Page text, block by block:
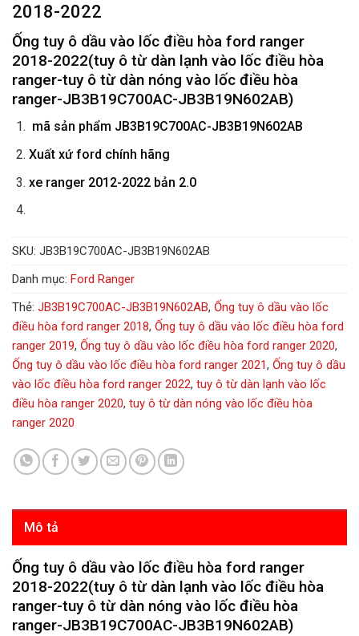
2018-2022
Ống tuy ô dầu vào lốc điều hòa ford ranger
2018-2022(tuy ô từ dàn lạnh vào lốc điều hòa
ranger-tuy ô từ dàn nóng vào lốc điều hòa
ranger-JB3B19C700AC-JB3B19N602AB)
mã sản phẩm JB3B19C700AC-JB3B19N602AB
Xuất xứ ford chính hãng
xe ranger 2012-2022 bản 2.0
SKU: JB3B19C700AC-JB3B19N602AB
Danh mục: Ford Ranger
Thẻ: JB3B19C700AC-JB3B19N602AB, Ống tuy ô dầu vào lốc
điều hòa ford ranger 2018, Ống tuy ô dầu vào lốc điều hòa ford
ranger 2019, Ống tuy ô dầu vào lốc điều hòa ford ranger 2020,
Ống tuy ô dầu vào lốc điều hòa ford ranger 2021, Ống tuy ô dầu
vào lốc điều hòa ford ranger 2022, tuy ô từ dàn lạnh vào lốc
điều hòa ranger 2020, tuy ô từ dàn nóng vào lốc điều hòa
ranger 2020
Mô tả
Ống tuy ô dầu vào lốc điều hòa ford ranger
2018-2022(tuy ô từ dàn lạnh vào lốc điều hòa
ranger-tuy ô từ dàn nóng vào lốc điều hòa
ranger-JB3B19C700AC-JB3B19N602AB)